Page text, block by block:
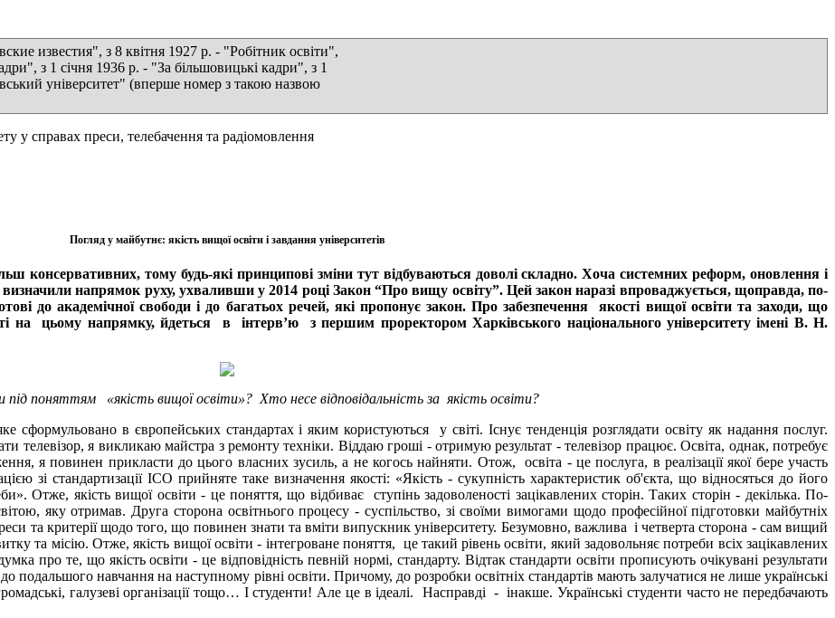
известия", з 8 квітня 1927 р. - "Робітник освіти",
з 1 січня 1936 р. - "За більшовицькі кадри", з 1
університет" (вперше номер з такою назвою
у справах преси, телебачення та радіомовлення
Погляд у майбутнє: якість вищої освіти і завдання університетів
консервативних, тому будь-які принципові зміни тут відбуваються доволі складно. Хоча системних реформ, оновлення і
напрямок руху, ухваливши у 2014 році Закон “Про вищу освіту”. Цей закон наразі впроваджується, щоправда, по-
до академічної свободи і до багатьох речей, які пропонує закон. Про забезпечення якості вищої освіти та заходи, що
на цьому напрямку, йдеться в інтерв’ю з першим проректором Харківського національного університету імені В. Н.
поняттям «якість вищої освіти»? Хто несе відповідальність за якість освіти?
сформульовано в європейських стандартах і яким користуються у світі. Існує тенденція розглядати освіту як надання послуг.
телевізор, я викликаю майстра з ремонту техніки. Віддаю гроші - отримую результат - телевізор працює. Освіта, однак, потребує
я повинен прикласти до цього власних зусиль, а не когось найняти. Отож, освіта - це послуга, в реалізації якої бере участь
зі стандартизації ІСО прийняте таке визначення якості: «Якість - сукупність характеристик об'єкта, що відносяться до його
Отже, якість вищої освіти - це поняття, що відбиває ступінь задоволеності зацікавлених сторін. Таких сторін - декілька. По-
яку отримав. Друга сторона освітнього процесу - суспільство, зі своїми вимогами щодо професійної підготовки майбутніх
та критерії щодо того, що повинен знати та вміти випускник університету. Безумовно, важлива і четверта сторона - сам вищий
та місію. Отже, якість вищої освіти - інтегроване поняття, це такий рівень освіти, який задовольняє потреби всіх зацікавлених
про те, що якість освіти - це відповідність певній нормі, стандарту. Відтак стандарти освіти прописують очікувані результати
подальшого навчання на наступному рівні освіти. Причому, до розробки освітніх стандартів мають залучатися не лише українські
галузеві організації тощо… І студенти! Але це в ідеалі. Насправді - інакше. Українські студенти часто не передбачають